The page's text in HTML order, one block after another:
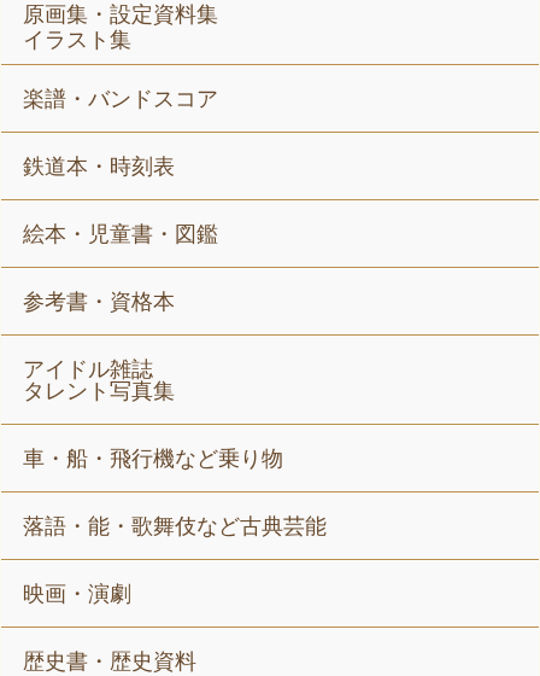
原画集・設定資料集
イラスト集
楽譜・バンドスコア
鉄道本・時刻表
絵本・児童書・図鑑
参考書・資格本
アイドル雑誌
タレント写真集
車・船・飛行機など乗り物
落語・能・歌舞伎など古典芸能
映画・演劇
歴史書・歴史資料